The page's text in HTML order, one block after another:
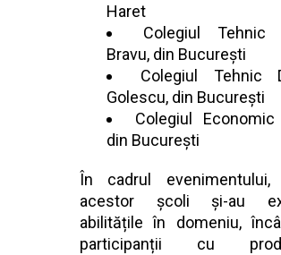
Haret
Colegiul Tehnic
Bravu, din București
Colegiul Tehnic
Golescu, din București
Colegiul Economic
din București
În cadrul evenimentului,
acestor școli și-au
abilitățile în domeniu,
participanții cu